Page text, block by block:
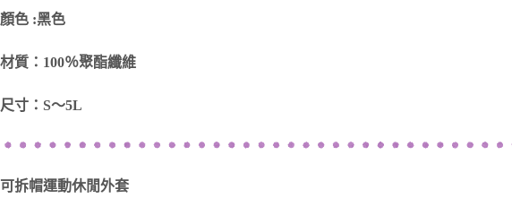
顏色 :黑色
材質：100％聚酯纖維
尺寸：S～5L
可拆帽運動休閒外套